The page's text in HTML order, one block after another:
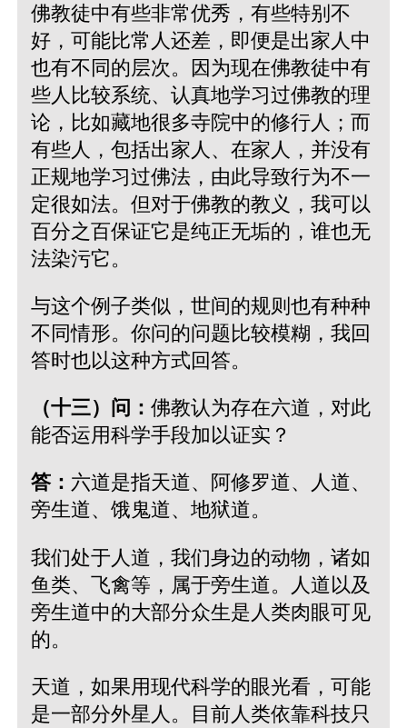
佛教徒中有些非常优秀，有些特别不
好，可能比常人还差，即便是出家人中
也有不同的层次。因为现在佛教徒中有
些人比较系统、认真地学习过佛教的理
论，比如藏地很多寺院中的修行人；而
有些人，包括出家人、在家人，并没有
正规地学习过佛法，由此导致行为不一
定很如法。但对于佛教的教义，我可以
百分之百保证它是纯正无垢的，谁也无
法染污它。
与这个例子类似，世间的规则也有种种
不同情形。你问的问题比较模糊，我回
答时也以这种方式回答。
（十三）问： 佛教认为存在六道，对此
能否运用科学手段加以证实？
答： 六道是指天道、阿修罗道、人道、
旁生道、饿鬼道、地狱道。
我们处于人道，我们身边的动物，诸如
鱼类、飞禽等，属于旁生道。人道以及
旁生道中的大部分众生是人类肉眼可见
的。
天道，如果用现代科学的眼光看，可能
是一部分外星人。目前人类依靠科技只